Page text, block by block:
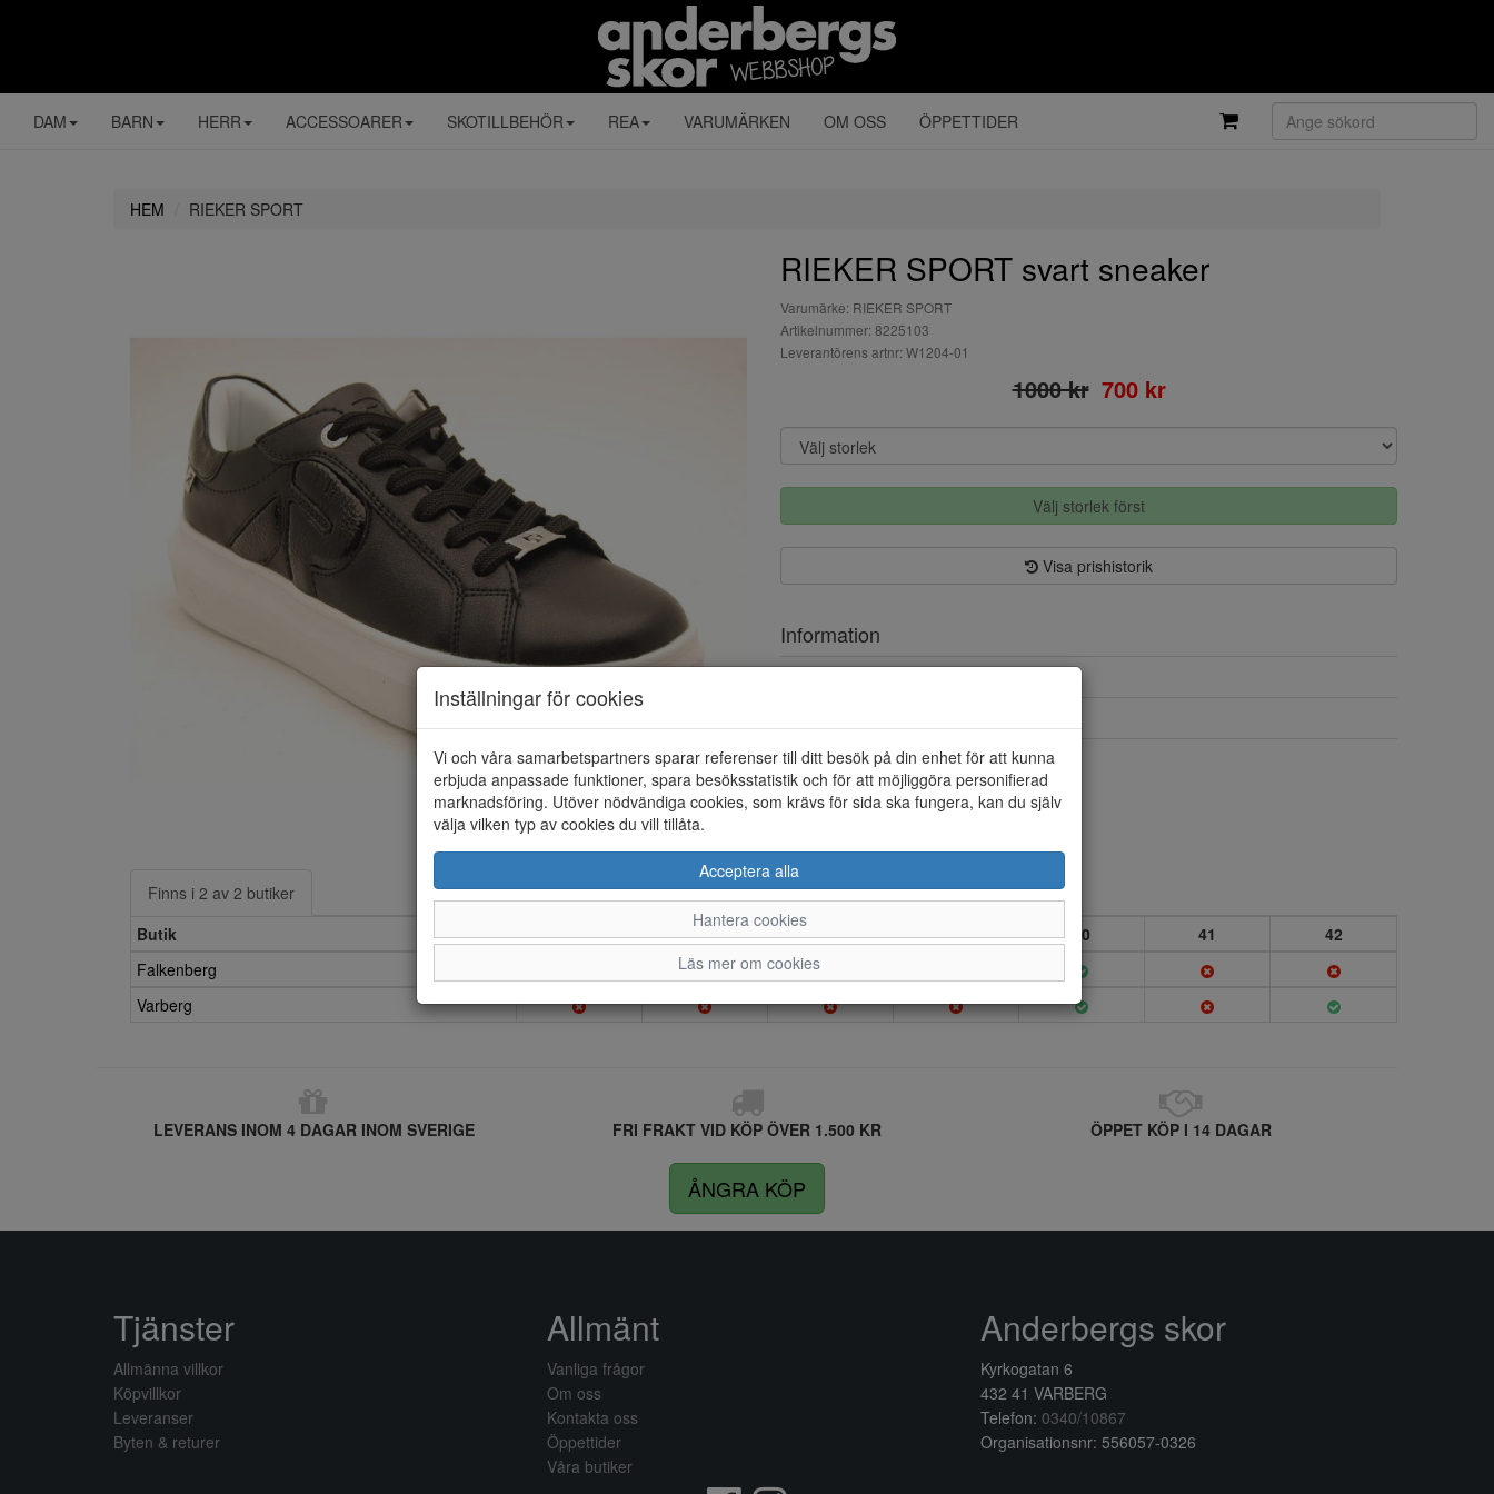
DAM BARN HERR ACCESSOARER SKOTILLBEHÖR REA VARUMÄRKEN OM OSS ÖPPETTIDER
HEM RIEKER SPORT
RIEKER SPORT svart sneaker
Varumärke: RIEKER SPORT
Artikelnummer: 8225103
Leverantörens artnr: W1204-01
1000 kr 700 kr
Välj storlek först
Visa prishistorik
Information
Löstagbar innersula
Ja
Finns i 2 av 2 butiker
Butik
36 37 38 39 40 41
42
Falkenberg
Varberg
LEVERANS INOM 4 DAGAR INOM SVERIGE FRI FRAKT VID KÖP ÖVER 1.500 KR ÖPPET KÖP I 14 DAGAR
ÅNGRA KÖP
Inställningar för cookies
Vi och våra samarbetspartners sparar referenser till ditt besök på din enhet för att kunna
erbjuda anpassade funktioner, spara besöksstatistik och för att möjliggöra personifierad
marknadsföring. Utöver nödvändiga cookies, som krävs för sida ska fungera, kan du själv
välja vilken typ av cookies du vill tillåta.
Acceptera alla
Hantera cookies
Läs mer om cookies
Tjänster
Allmänna villkor
Köpvillkor
Leveranser
Byten & returer
Allmänt
Vanliga frågor
Om oss
Kontakta oss
Öppettider
Våra butiker
Anderbergs skor
Kyrkogatan 6
432 41 VARBERG
Telefon: 0340/10867
Organisationsnr: 556057-0326